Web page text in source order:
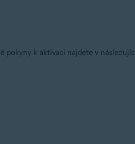
pokyny k aktivaci najdete v